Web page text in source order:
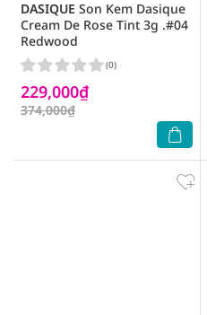
DASIQUE Son Kem Dasique
Cream De Rose Tint 3g .#04
Redwood
229,000₫
374,000₫
(0)